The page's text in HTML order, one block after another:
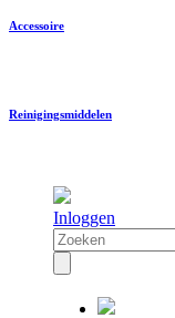
Accessoire
Reinigingsmiddelen
Inloggen